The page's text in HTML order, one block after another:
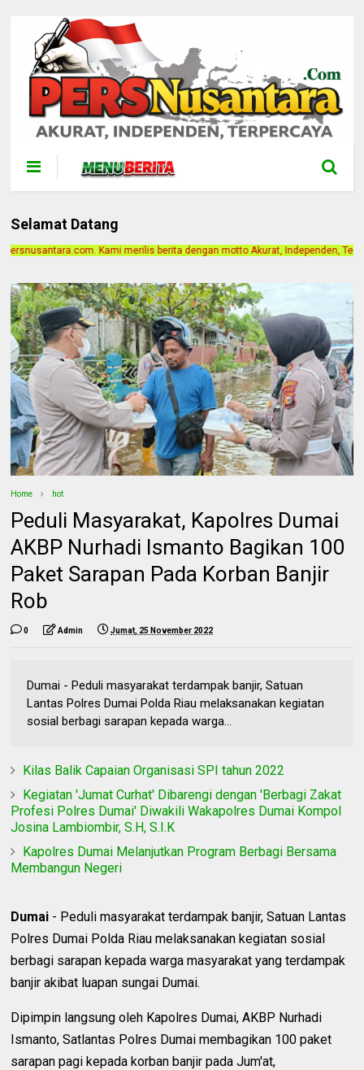
Selamat Datang
berita dengan motto Akurat, Independen, Terpercaya. Alamat Kantor
Home hot
Peduli Masyarakat, Kapolres Dumai
AKBP Nurhadi Ismanto Bagikan 100
Paket Sarapan Pada Korban Banjir
Rob
0 Admin Jumat, 25 November 2022
Dumai - Peduli masyarakat terdampak banjir, Satuan
Lantas Polres Dumai Polda Riau melaksanakan kegiatan
sosial berbagi sarapan kepada warga...
Kilas Balik Capaian Organisasi SPI tahun 2022
Kegiatan 'Jumat Curhat' Dibarengi dengan 'Berbagi Zakat
Profesi Polres Dumai' Diwakili Wakapolres Dumai Kompol
Josina Lambiombir, S.H, S.I.K
Kapolres Dumai Melanjutkan Program Berbagi Bersama
Membangun Negeri
Dumai - Peduli masyarakat terdampak banjir, Satuan Lantas
Polres Dumai Polda Riau melaksanakan kegiatan sosial
berbagi sarapan kepada warga masyarakat yang terdampak
banjir akibat luapan sungai Dumai.
Dipimpin langsung oleh Kapolres Dumai, AKBP Nurhadi
Ismanto, Satlantas Polres Dumai membagikan 100 paket
sarapan pagi kepada korban banjir pada Jum'at,